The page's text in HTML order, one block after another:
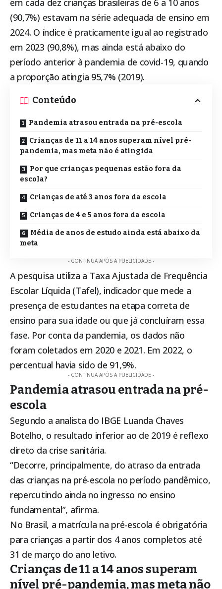
em cada dez crianças brasileiras de 6 a 10 anos
(90,7%) estavam na série adequada de ensino em
2024. O índice é praticamente igual ao registrado
em 2023 (90,8%), mas ainda está abaixo do
período anterior à pandemia de covid-19, quando
a proporção atingia 95,7% (2019).
Conteúdo
Pandemia atrasou entrada na pré-escola
Crianças de 11 a 14 anos superam nível pré-
pandemia, mas meta não é atingida
Por que crianças pequenas estão fora da
escola?
Crianças de até 3 anos fora da escola
Crianças de 4 e 5 anos fora da escola
Média de anos de estudo ainda está abaixo da
meta
- CONTINUA APÓS A PUBLICIDADE -
A pesquisa utiliza a Taxa Ajustada de Frequência
Escolar Líquida (Tafel), indicador que mede a
presença de estudantes na etapa correta de
ensino para sua idade ou que já concluíram essa
fase. Por conta da pandemia, os dados não
foram coletados em 2020 e 2021. Em 2022, o
percentual havia sido de 91,9%.
- CONTINUA APÓS A PUBLICIDADE -
Pandemia atrasou entrada na pré-
escola
Segundo a analista do IBGE Luanda Chaves
Botelho, o resultado inferior ao de 2019 é reflexo
direto da crise sanitária.
“Decorre, principalmente, do atraso da entrada
das crianças na pré-escola no período pandêmico,
repercutindo ainda no ingresso no ensino
fundamental”, afirma.
No Brasil, a matrícula na pré-escola é obrigatória
para crianças a partir dos 4 anos completos até
31 de março do ano letivo.
Crianças de 11 a 14 anos superam
nível pré-pandemia, mas meta não